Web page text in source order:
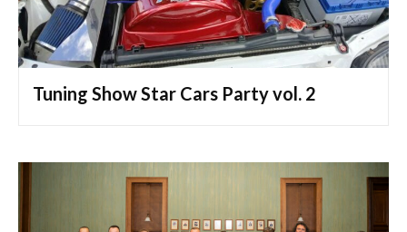
Tuning Show Star Cars Party vol. 2